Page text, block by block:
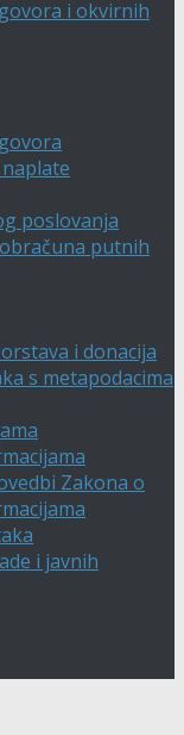
i okvirnih
poslovanja
putnih
i donacija
s metapodacima
Zakona o
i javnih